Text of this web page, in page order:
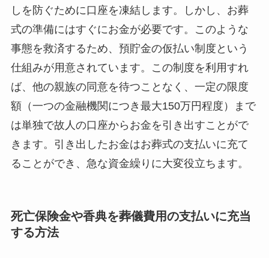
しを防ぐために口座を凍結します。しかし、お葬
式の準備にはすぐにお金が必要です。このような
事態を救済するため、預貯金の仮払い制度という
仕組みが用意されています。この制度を利用すれ
ば、他の親族の同意を待つことなく、一定の限度
額（一つの金融機関につき最大150万円程度）まで
は単独で故人の口座からお金を引き出すことがで
きます。引き出したお金はお葬式の支払いに充て
ることができ、急な資金繰りに大変役立ちます。
死亡保険金や香典を葬儀費用の支払いに充当
する方法